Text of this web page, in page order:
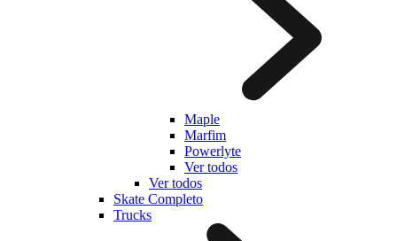
Maple
Marfim
Powerlyte
Ver todos
Ver todos
Skate Completo
Trucks